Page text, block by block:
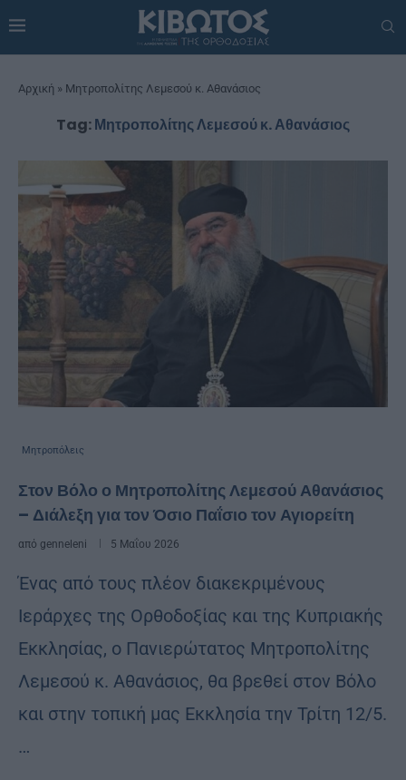
Αρχική » Μητροπολίτης Λεμεσού κ. Αθανάσιος
Tag:Μητροπολίτης Λεμεσού κ. Αθανάσιος
Μητροπόλεις
Στον Βόλο ο Μητροπολίτης Λεμεσού Αθανάσιος
– Διάλεξη για τον Όσιο Παΐσιο τον Αγιορείτη
από genneleni 5 Μαΐου 2026
Ένας από τους πλέον διακεκριμένους
Ιεράρχες της Ορθοδοξίας και της Κυπριακής
Εκκλησίας, ο Πανιερώτατος Μητροπολίτης
Λεμεσού κ. Αθανάσιος, θα βρεθεί στον Βόλο
και στην τοπική μας Εκκλησία την Τρίτη 12/5.
…